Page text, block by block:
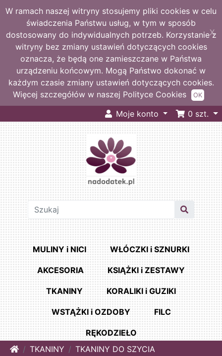
W ramach naszej witryny stosujemy pliki cookies w celu
świadczenia Państwu usług, w tym w sposób
dostosowany do indywidualnych potrzeb. Korzystanie z
witryny bez zmiany ustawień dotyczących cookies
oznacza, że będą one zamieszczane w Państwa
urządzeniu końcowym. Mogą Państwo dokonać w
każdym czasie zmiany ustawień dotyczących cookies.
Więcej szczegółów w naszej Polityce Cookies
X
OK
Moje konto 0 szt.
MULINY i NICI WŁÓCZKI i SZNURKI
AKCESORIA KSIĄŻKI i ZESTAWY
TKANINY KORALIKI i GUZIKI
WSTĄŻKI i OZDOBY FILC
RĘKODZIEŁO
HomeTKANINY
TKANINY DO SZYCIA